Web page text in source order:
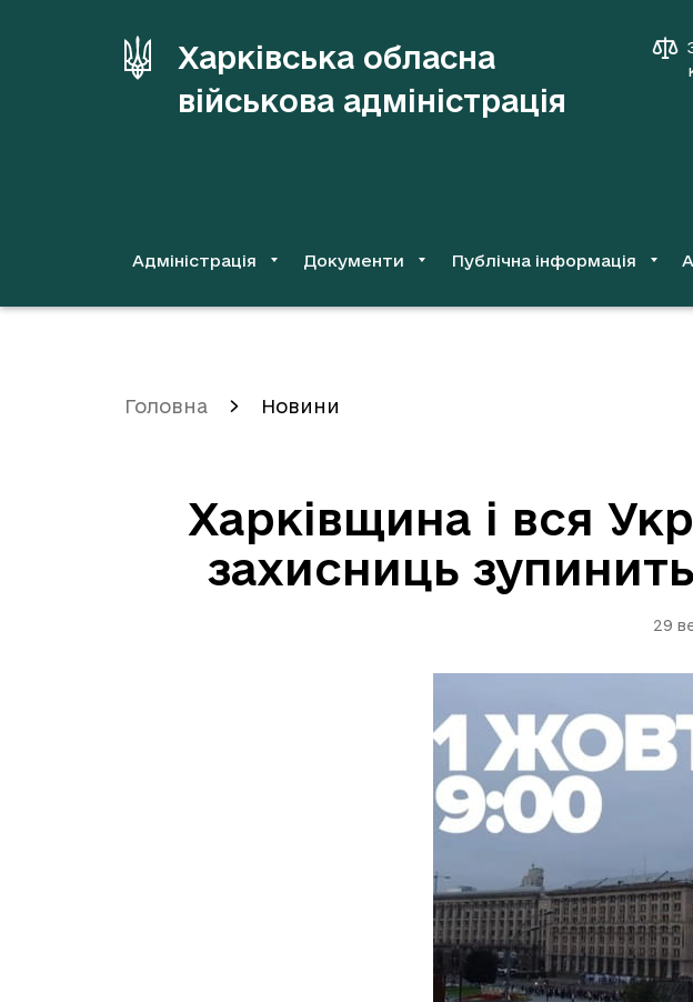
Харківська обласна
військова адміністрація
Адміністрація Документи Публічна інформація
Головна Новини
Харківщина і вся
захисниць
29